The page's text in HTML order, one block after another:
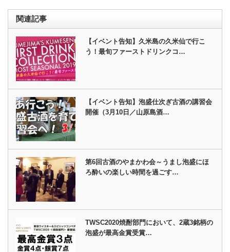
関連記事
【イベント告知】久米島の久米仙で行こ
う！最旬ファーストドリンクコ…
【イベント告知】泡盛仕次ぎ古酒の講習会
開催（3月10日／山原島酒…
第6回古酒のやまかわ会～うまし泡盛にほ
ろ酔いの楽しい時間を過ごす…
TWSC2020焼酎部門において、2蔵3銘柄の
泡盛が最高金賞受賞…